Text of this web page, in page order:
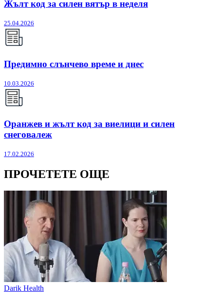
Жълт код за силен вятър в неделя
25.04.2026
Предимно слънчево време и днес
10.03.2026
Оранжев и жълт код за виелици и силен
снеговалеж
17.02.2026
ПРОЧЕТЕТЕ ОЩЕ
Darik Health